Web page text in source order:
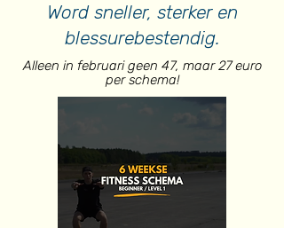
Word sneller, sterker en
blessurebestendig.
Alleen in februari geen 47, maar 27 euro
per schema!